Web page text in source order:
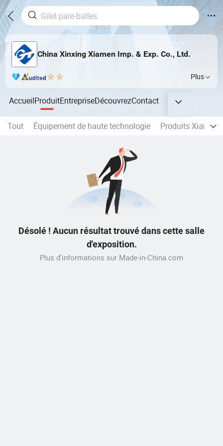
China Xinxing Xiamen Imp. & Exp. Co., Ltd.
Plus
AccueilProduitEntrepriseDécouvrezContact
Tout Équipement de haute technologie Produits Xiamen
Désolé ! Aucun résultat trouvé dans cette salle
d'exposition.
Plus d'informations sur Made-in-China.com